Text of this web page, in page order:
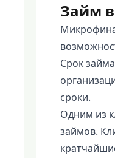
Займ
Срок
сроки.
Одним из
займов.